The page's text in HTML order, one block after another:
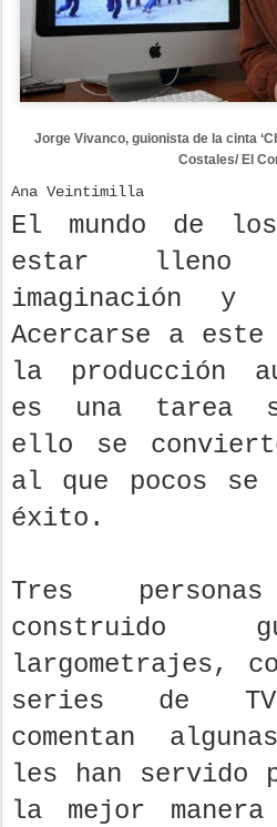
Jorge Vivanco, guionista de la cinta
Costales/ El
Ana Veintimilla
El mundo de
estar lleno
imaginación y
Acercarse a este
la producción
es una tarea
ello se
al que pocos se
éxito.
Tres
construido
largometrajes,
series de
comentan
les han servido
la mejor